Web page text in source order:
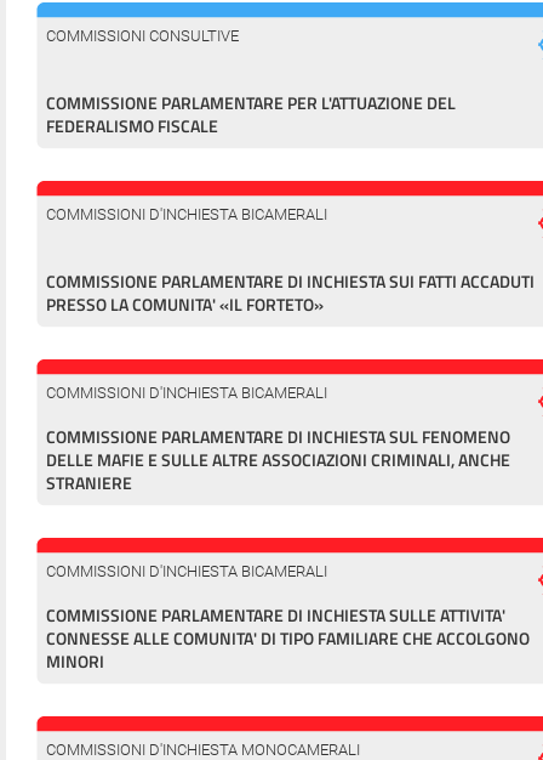
COMMISSIONI CONSULTIVE
COMMISSIONE PARLAMENTARE PER L'ATTUAZIONE DEL
FEDERALISMO FISCALE
COMMISSIONI D'INCHIESTA BICAMERALI
COMMISSIONE PARLAMENTARE DI INCHIESTA SUI FATTI ACCADUTI
PRESSO LA COMUNITA' «IL FORTETO»
COMMISSIONI D'INCHIESTA BICAMERALI
COMMISSIONE PARLAMENTARE DI INCHIESTA SUL FENOMENO
DELLE MAFIE E SULLE ALTRE ASSOCIAZIONI CRIMINALI, ANCHE
STRANIERE
COMMISSIONI D'INCHIESTA BICAMERALI
COMMISSIONE PARLAMENTARE DI INCHIESTA SULLE ATTIVITA'
CONNESSE ALLE COMUNITA' DI TIPO FAMILIARE CHE ACCOLGONO
MINORI
COMMISSIONI D'INCHIESTA MONOCAMERALI